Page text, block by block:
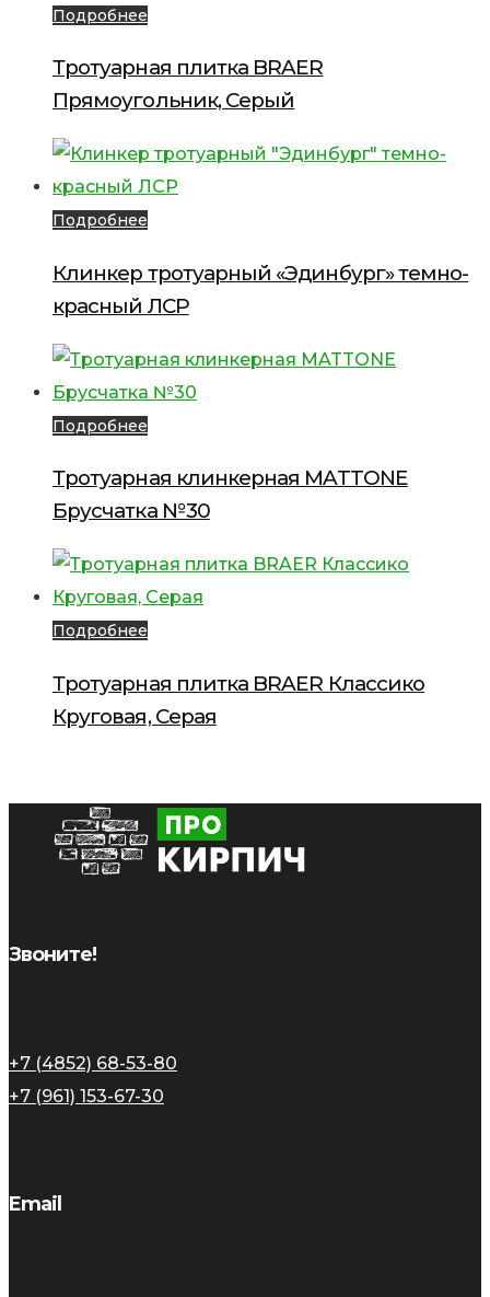
Подробнее
Тротуарная плитка BRAER
Прямоугольник, Серый
Подробнее
Клинкер тротуарный «Эдинбург» темно-
красный ЛСР
Подробнее
Тротуарная клинкерная MATTONE
Брусчатка №30
Подробнее
Тротуарная плитка BRAER Классико
Круговая, Серая
Звоните!
+7 (4852) 68-53-80
+7 (961) 153-67-30
Email